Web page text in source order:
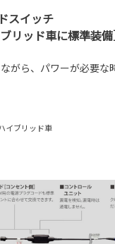
スイッチ
リッド車に標準装備
がら、パワーが必要な
イブリッド車